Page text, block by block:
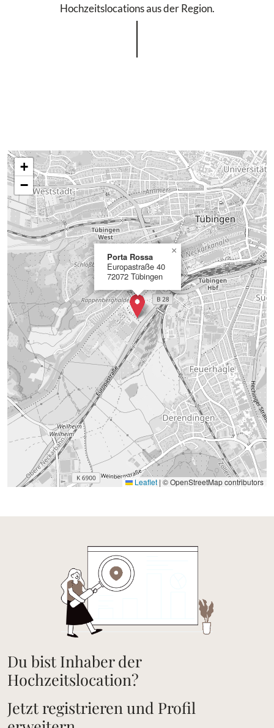
Hochzeitslocations aus der Region.
Porta Rossa
Europastraße 40
72072 Tübingen
×
+
−
Leaflet | © OpenStreetMap contributors
Du bist Inhaber der
Hochzeitslocation?
Jetzt registrieren und Profil